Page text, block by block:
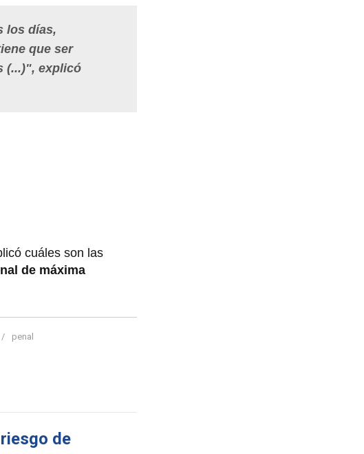
los días,
que ser
(...)", explicó
cuáles son las
de máxima
penal
de